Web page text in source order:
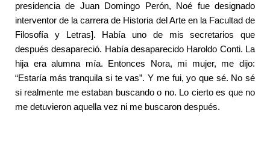
presidencia de Juan Domingo Perón, Noé fue designado
interventor de la carrera de Historia del Arte en la Facultad de
Filosofía y Letras]. Había uno de mis secretarios que
después desapareció. Había desaparecido Haroldo Conti. La
hija era alumna mía. Entonces Nora, mi mujer, me dijo:
“Estaría más tranquila si te vas”. Y me fui, yo que sé. No sé
si realmente me estaban buscando o no. Lo cierto es que no
me detuvieron aquella vez ni me buscaron después.